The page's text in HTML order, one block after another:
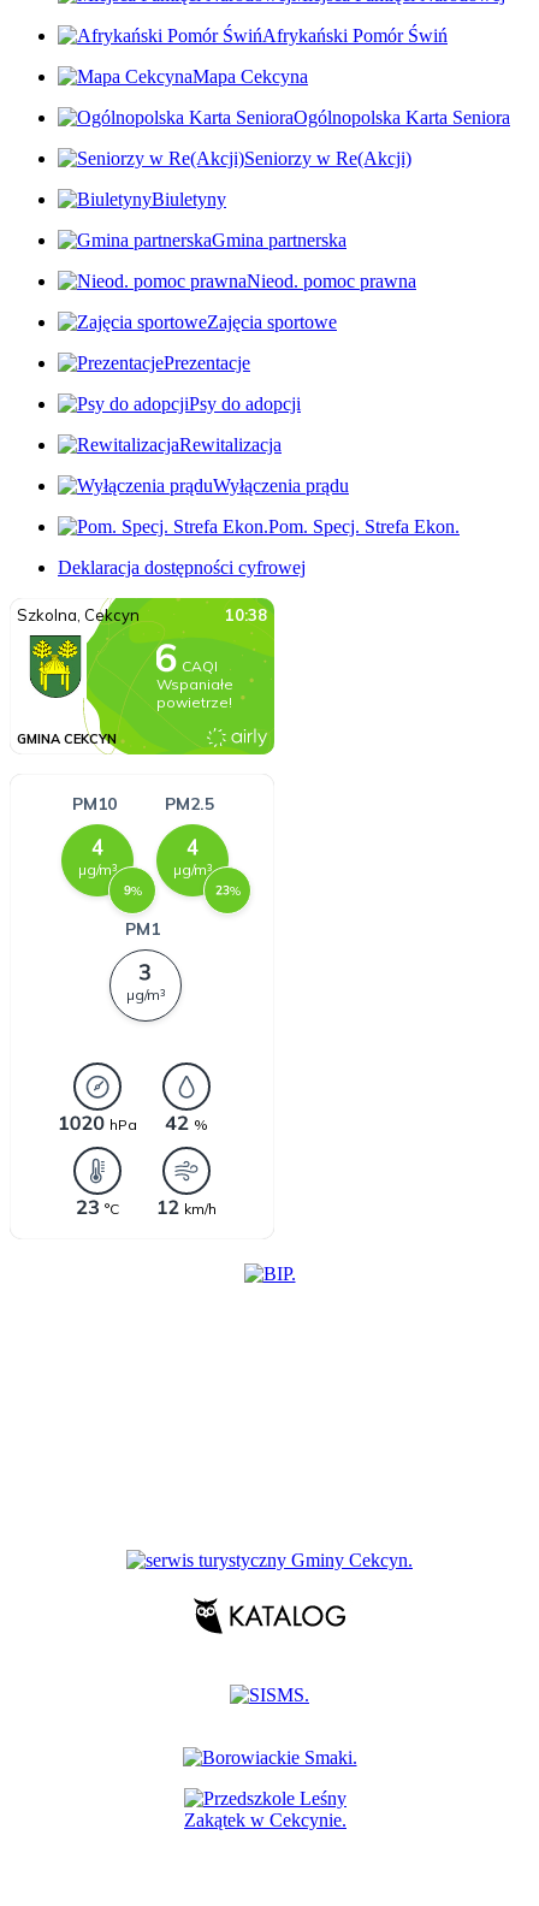
Afrykański Pomór Świń
Mapa Cekcyna
Ogólnopolska Karta Seniora
Seniorzy w Re(Akcji)
Biuletyny
Gmina partnerska
Nieod. pomoc prawna
Zajęcia sportowe
Prezentacje
Psy do adopcji
Rewitalizacja
Wyłączenia prądu
Pom. Specj. Strefa Ekon.
Deklaracja dostępności cyfrowej